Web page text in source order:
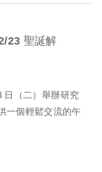
23 聖誕解
日（二）舉辦研究
一個輕鬆交流的午